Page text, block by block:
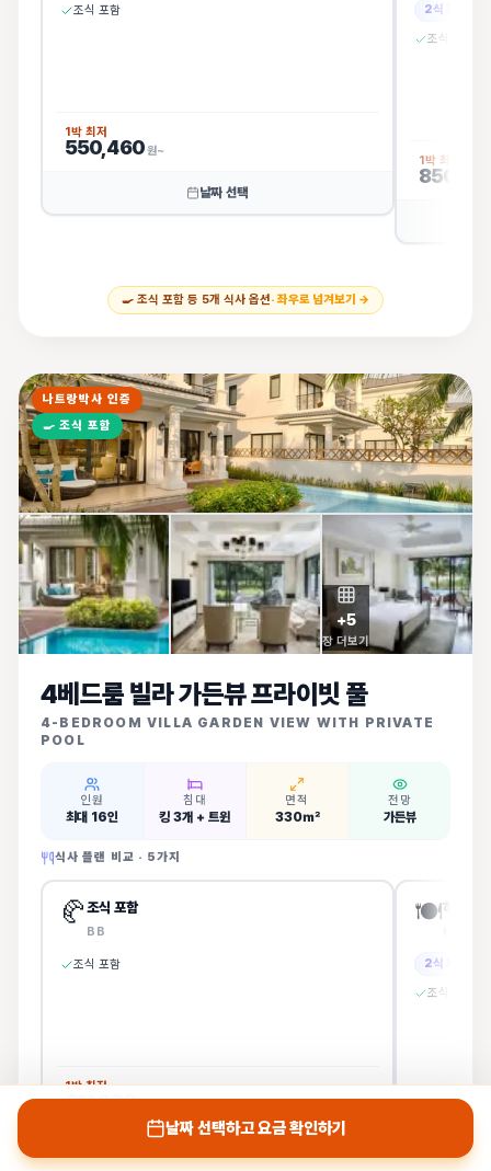
조식 포함
1박 최저
550,460원~
날짜 선택
2식 포함
조식 + 중식
1박 최저
🍳 조식 포함 등 5개 식사 옵션· 좌우로 넘겨보기 →
+5
장 더보기
나트랑박사 인증
🍳 조식 포함
4베드룸 빌라 가든뷰 프라이빗 풀
4-BEDROOM VILLA GARDEN VIEW WITH PRIVATE
POOL
인원
최대 16인
침대
킹 3개 + 트윈
면적
330㎡
전망
가든뷰
식사 플랜 비교 · 5가지
🥐 조식 포함
BB
조식 포함
1박 최저
611,620
🍽️하프보드
2식 포함
조식 + 중식
날짜 선택하고 요금 확인하기